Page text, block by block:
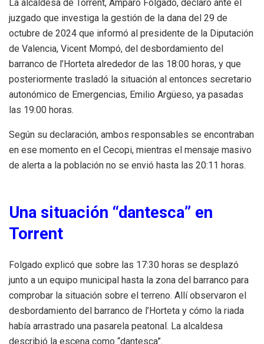
La alcaldesa de Torrent, Amparo Folgado, declaró ante el
juzgado que investiga la gestión de la dana del 29 de
octubre de 2024 que informó al presidente de la Diputación
de Valencia, Vicent Mompó, del desbordamiento del
barranco de l’Horteta alrededor de las 18:00 horas, y que
posteriormente trasladó la situación al entonces secretario
autonómico de Emergencias, Emilio Argüeso, ya pasadas
las 19:00 horas.
Según su declaración, ambos responsables se encontraban
en ese momento en el Cecopi, mientras el mensaje masivo
de alerta a la población no se envió hasta las 20:11 horas.
Una situación “dantesca” en
Torrent
Folgado explicó que sobre las 17:30 horas se desplazó
junto a un equipo municipal hasta la zona del barranco para
comprobar la situación sobre el terreno. Allí observaron el
desbordamiento del barranco de l’Horteta y cómo la riada
había arrastrado una pasarela peatonal. La alcaldesa
describió la escena como “dantesca”.